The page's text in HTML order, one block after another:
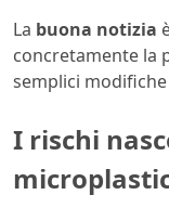
La buona notizia
concretamente la
semplici
I rischi